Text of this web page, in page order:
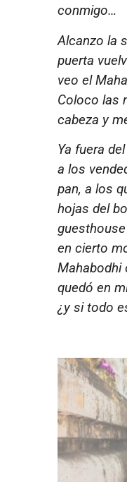
conmigo…
Alcanzo la
puerta
veo el
Coloco las
cabeza y
Ya fuera
a los
pan, a los
hojas del
guesthouse
en cierto
Mahabodhi
quedó en
¿y si todo